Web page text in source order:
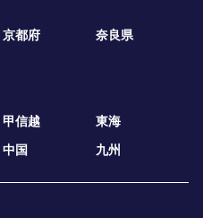
京都府
奈良県
甲信越
東海
中国 九州